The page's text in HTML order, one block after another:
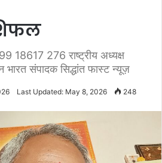
18617 276 राष्ट्रीय अध्यक्ष
भारत संपादक सिद्धांत फास्ट न्यूज़
Last Updated: May 8, 2026 248